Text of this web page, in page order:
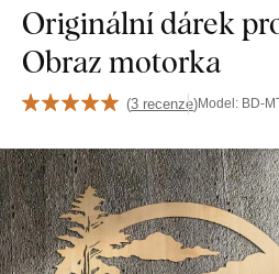
Originální dárek
Obraz motorka
(3 recenze)Model: BD-